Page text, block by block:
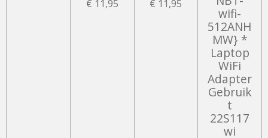
€ 11,95 € 11,95
wifi-
512ANH
MW} *
Laptop
WiFi
Adapter
Gebruik
t
22S117
wi